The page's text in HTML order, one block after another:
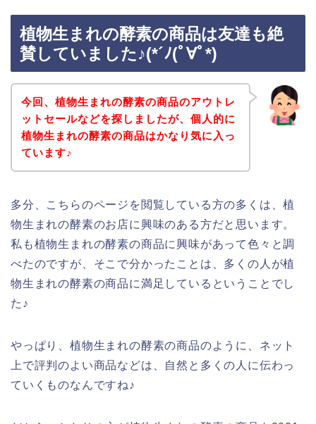
植物生まれの酵素の商品は友達も絶
賛していました♪(*´ﾉ(ﾟ∀ﾟ*)
今回、植物生まれの酵素の商品のアウトレ
ットセールなどを探しましたが、個人的に
植物生まれの酵素の商品はかなり気に入っ
ています♪
多分、こちらのページを閲覧している方の多くは、植
物生まれの酵素のお店に興味のある方だと思います。
私も植物生まれの酵素の商品に興味があって色々と調
べたのですが、そこで分かったことは、多くの人が植
物生まれの酵素の商品に満足しているということでし
た♪
やっぱり、植物生まれの酵素の商品のように、ネット
上で評判のよい商品などは、自然と多くの人に伝わっ
ていくものなんですね♪